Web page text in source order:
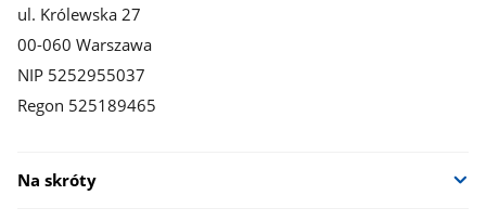
ul. Królewska 27
00-060 Warszawa
NIP 5252955037
Regon 525189465
Na skróty